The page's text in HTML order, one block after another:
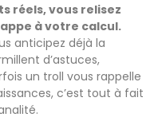
réels, vous relisez
à votre calcul.
anticipez déjà la
d’astuces,
un troll vous rappelle
c’est tout à fait